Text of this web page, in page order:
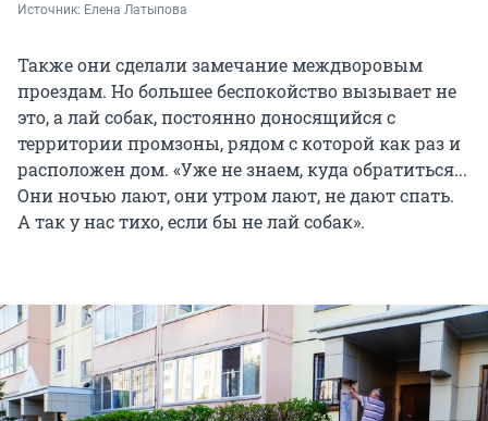
Источник: Елена Латыпова
Также они сделали замечание междворовым
проездам. Но большее беспокойство вызывает не
это, а лай собак, постоянно доносящийся с
территории промзоны, рядом с которой как раз и
расположен дом. «Уже не знаем, куда обратиться...
Они ночью лают, они утром лают, не дают спать.
А так у нас тихо, если бы не лай собак».